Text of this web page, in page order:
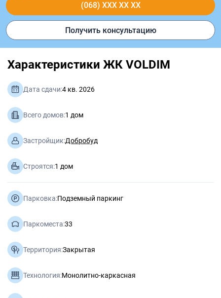
(068) XXX XX XX
Получить консультацию
Характеристики ЖК VOLDIM
Дата сдачи:4 кв. 2026
Всего домов:1 дом
Застройщик:Добробуд
Строятся:1 дом
Парковка:Подземный паркинг
Паркоместа:33
Территория:Закрытая
Технология:Монолитно-каркасная